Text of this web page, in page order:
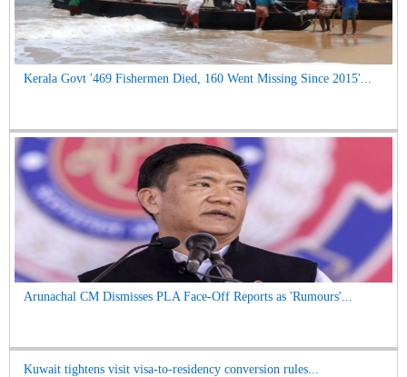
Kerala Govt '469 Fishermen Died, 160 Went Missing Since 2015'...
Arunachal CM Dismisses PLA Face-Off Reports as 'Rumours'...
Kuwait tightens visit visa-to-residency conversion rules...